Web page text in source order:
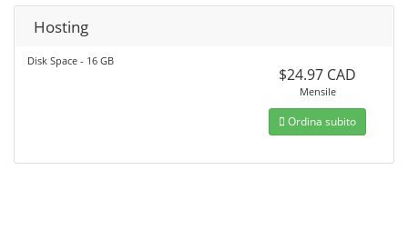
Hosting
Disk Space - 16 GB
$24.97 CAD
Mensile
Ordina subito